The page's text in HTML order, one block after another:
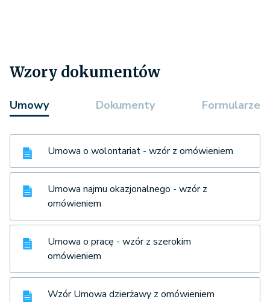
Wzory dokumentów
Umowy Dokumenty Formularze
Umowa o wolontariat - wzór z omówieniem
Umowa najmu okazjonalnego - wzór z
omówieniem
Umowa o pracę - wzór z szerokim
omówieniem
Wzór Umowa dzierżawy z omówieniem